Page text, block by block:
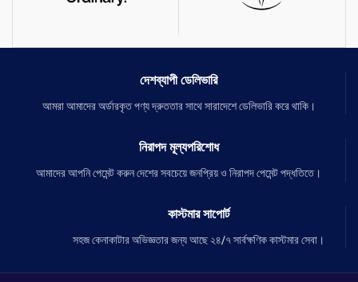
দেশব্যাপী ডেলিভারি
আমরা আমাদের অর্ডারকৃত পণ্য দ্রুততার সাথে সারাদেশে ডেলিভারি করে থাকি।
নিরাপদ মূল্যপরিশোধ
আমাদের আপনি পেমেন্ট করুন দেশের সবচেয়ে জনপ্রিয় ও নিরাপদ পেমেন্ট পদ্ধতিতে।
কাস্টমার সাপোর্ট
সহজ কেনাকাটার অভিজ্ঞতার জন্য আছে ২৪/৭ সার্বক্ষণিক কাস্টমার সেবা।